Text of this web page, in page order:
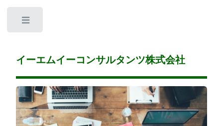
イーエムイーコンサルタンツ株式会社